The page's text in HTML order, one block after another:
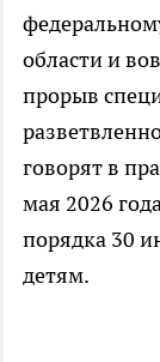
области и
прорыв
говорят в
мая 2026
порядка 30
детям.